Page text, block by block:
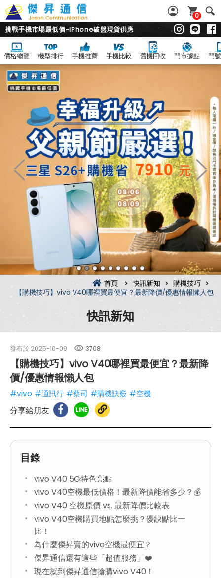
0
挑戰手機市場最低價~iPhone破盤現貨供應
價格總覽 機型排行 手機推薦 手機比較 舊機回收 門市據點 門
首頁 快訊新知
購機技巧
【購機技巧】vivo V40哪裡買最便宜？最新降價/優惠情報懶人包
快訊新知
發布於 2025-10-09 3708
【購機技巧】vivo V40哪裡買最便宜？最新降
價/優惠情報懶人包
#vivo #通訊行 #蔡司 #購機訣竅 #空機
分享給朋友
目錄
vivo V40 5G特色亮點
vivo V40空機最低價格！最新降價能省多少？💰
vivo V40 空機原價 vs. 最新降價比較表
vivo V40空機購買地點怎麼挑？優缺點比一
比！
為什麼傑昇賣的vivo空機最便宜？
傑昇通信還有這些「超值服務」❤️
現在就到傑昇通信搶購vivo V40！